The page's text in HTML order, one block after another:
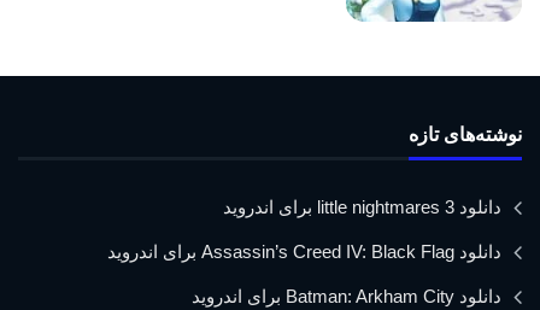
نوشته‌های تازه
دانلود little nightmares 3 برای اندروید
دانلود Assassin’s Creed IV: Black Flag برای اندروید
دانلود Batman: Arkham City برای اندروید